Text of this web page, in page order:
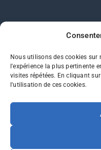
Nous utilisons des cookies
l'expérience la plus pertinente
visites répétées. En cliquant
l'utilisation de ces cookies.
FAQ
Plan du site
Politique de